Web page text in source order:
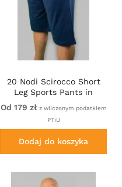
20 Nodi Scirocco Short
Leg Sports Pants in
Combed Cotton Jersey
Navy
Od 179 zł z wliczonym podatkiem
PTiU
Dodaj do koszyka